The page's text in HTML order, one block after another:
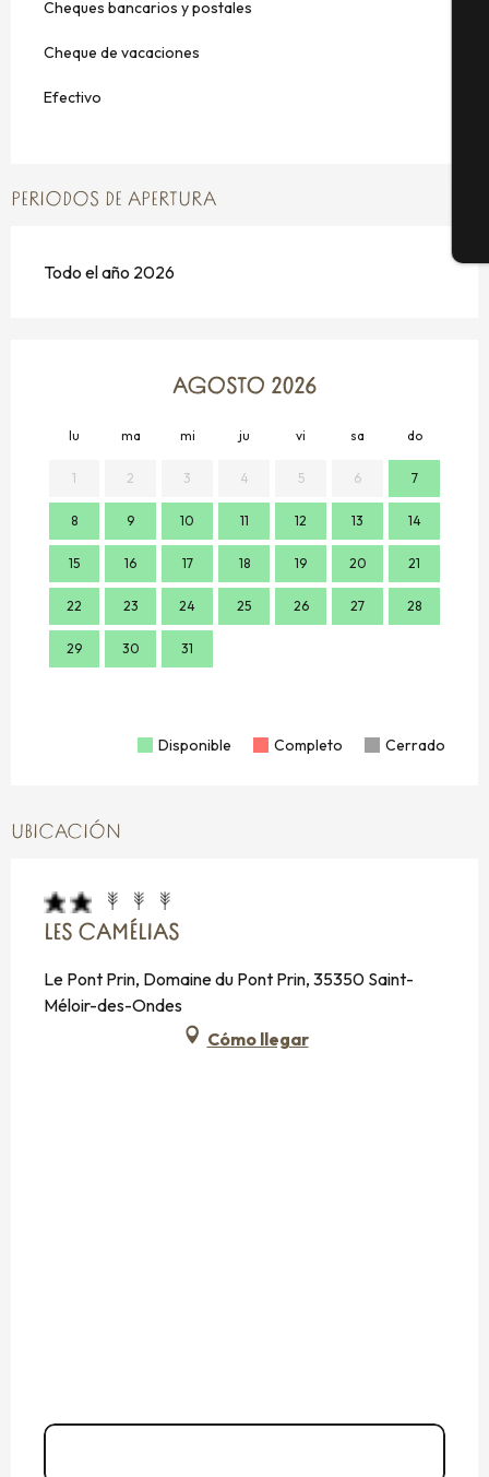
Cheques bancarios y postales
Cheque de vacaciones
Efectivo
PERIODOS DE APERTURA
Todo el año 2026
AGOSTO 2026
lu ma mi ju vi sa do
1 2 3 4 5 6 7
8 9 10 11 12 13 14
15 16 17 18 19 20 21
22 23 24 25 26 27 28
29 30 31
Disponible Completo Cerrado
UBICACIÓN
LES CAMÉLIAS
Le Pont Prin, Domaine du Pont Prin, 35350 Saint-
Méloir-des-Ondes
Cómo llegar